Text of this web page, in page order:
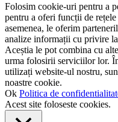
Folosim cookie-uri pentru a
pentru a oferi funcții de
asemenea, le oferim
analize informații cu privire
Aceștia le pot combina cu
urma folosirii serviciilor lor.
utilizați website-ul nostru,
noastre cookie.
Ok Politica de
Acest site foloseste cookies.